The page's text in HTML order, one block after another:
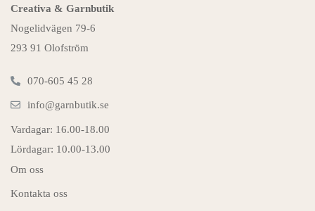
Creativa & Garnbutik
Nogelidvägen 79-6
293 91 Olofström
070-605 45 28
info@garnbutik.se
Vardagar: 16.00-18.00
Lördagar: 10.00-13.00
Om oss
Kontakta oss